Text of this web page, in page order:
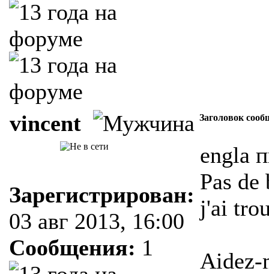
vincent Заголовок
Зарегистрирован:
03 авг 2013, 16:00
Сообщения: 1
engla
Pas
j'ai
Aidez-